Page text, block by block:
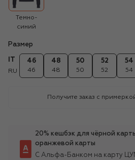
Темно-
синий
Размер
RU
46
46
48
48
50
50
52
52
54
54
Получите заказ с
20% кешбэк для чёрной
оранжевой карты
С Альфа-Банком на карту